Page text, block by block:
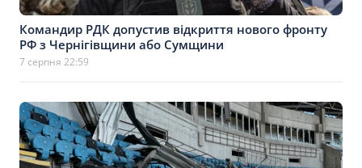
Командир РДК допустив відкриття нового фронту
РФ з Чернігівщини або Сумщини
7 серпня 22:59